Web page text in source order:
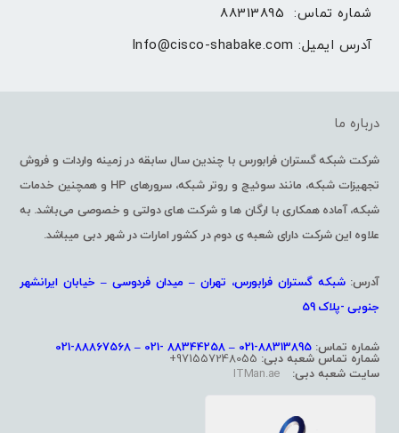
شماره تماس: 88313895
آدرس ایمیل: Info@cisco-shabake.com
درباره ما
شرکت شبکه گستران فرابورس با چندین سال سابقه در زمینه واردات و فروش
تجهیزات شبکه، مانند سوئیچ و روتر شبکه، سرورهای HP و همچنین خدمات
شبکه، آماده همکاری با ارگان ها و شرکت های دولتی و خصوصی می‌باشد. به
علاوه این شرکت دارای شعبه ی دوم در کشور امارات در شهر دبی میباشد.
آدرس:شبکه گستران فرابورس، تهران – میدان فردوسی – خیابان ایرانشهر
جنوبی -پلاک 59
شماره تماس: 88313895-021 – 88344258 -021 – 88867568-021
شماره تماس شعبه دبی:
سایت شعبه دبی: ITMan.ae